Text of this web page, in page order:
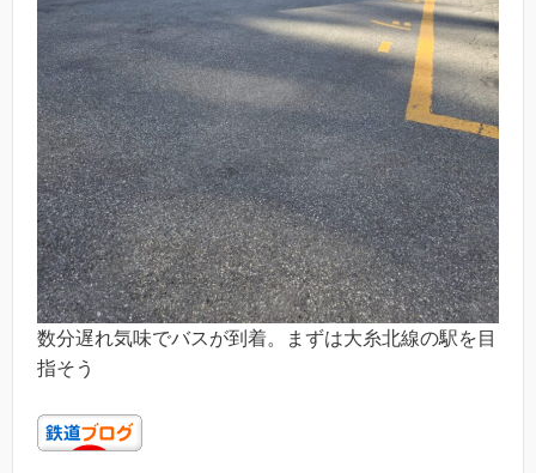
数分遅れ気味でバスが到着。まずは大糸北線の駅を目
指そう